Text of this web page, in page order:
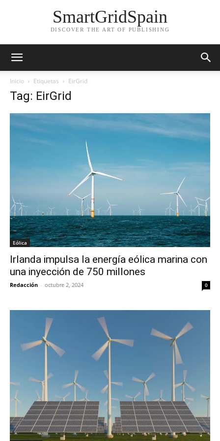
SmartGridSpain
DISCOVER THE ART OF PUBLISHING
Inicio Etiquetas EirGrid
Tag: EirGrid
Eólica
Irlanda impulsa la energía eólica marina con
una inyección de 750 millones
Redacción - octubre 2, 2024 0